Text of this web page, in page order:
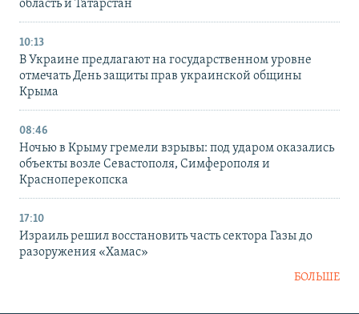
область и Татарстан
10:13
В Украине предлагают на государственном уровне
отмечать День защиты прав украинской общины
Крыма
08:46
Ночью в Крыму гремели взрывы: под ударом оказались
объекты возле Севастополя, Симферополя и
Красноперекопска
17:10
Израиль решил восстановить часть сектора Газы до
разоружения «Хамас»
БОЛЬШЕ